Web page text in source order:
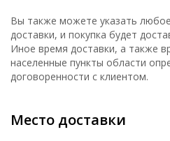
Вы также можете указать
доставки, и покупка будет
Иное время доставки, а также
населенные пункты области
договоренности с клиентом.
Место доставки